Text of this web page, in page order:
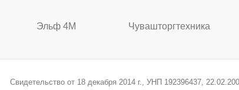
Эльф 4М Чувашторгтехника
Свидетельство от 18 декабря 2014 г., УНП 192396437,